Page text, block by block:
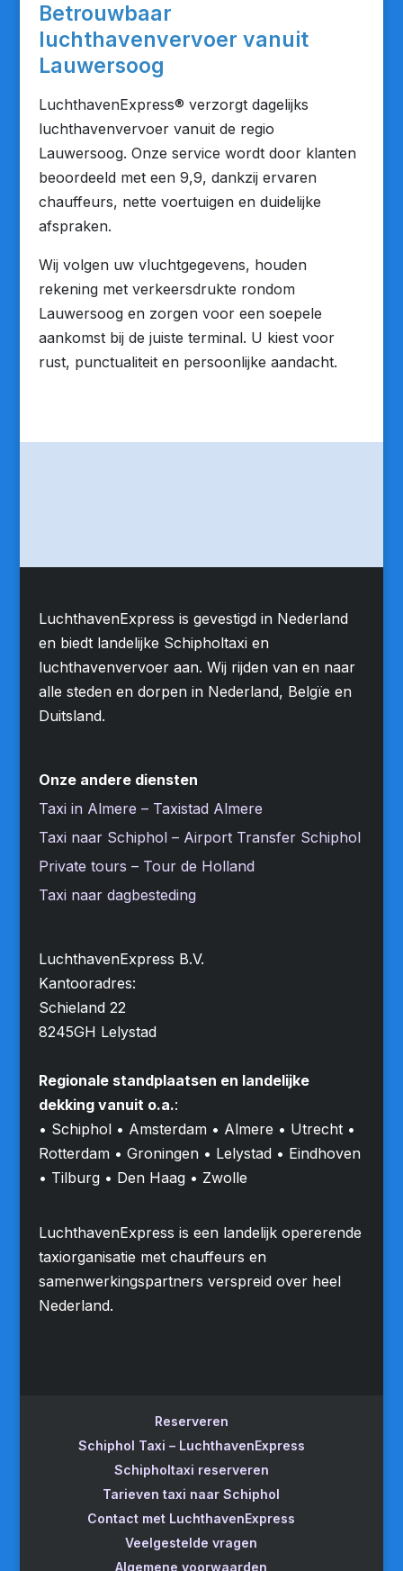
Betrouwbaar
luchthavenvervoer vanuit
Lauwersoog
LuchthavenExpress® verzorgt dagelijks
luchthavenvervoer vanuit de regio
Lauwersoog. Onze service wordt door klanten
beoordeeld met een 9,9, dankzij ervaren
chauffeurs, nette voertuigen en duidelijke
afspraken.
Wij volgen uw vluchtgegevens, houden
rekening met verkeersdrukte rondom
Lauwersoog en zorgen voor een soepele
aankomst bij de juiste terminal. U kiest voor
rust, punctualiteit en persoonlijke aandacht.
LuchthavenExpress is gevestigd in Nederland
en biedt landelijke Schipholtaxi en
luchthavenvervoer aan. Wij rijden van en naar
alle steden en dorpen in Nederland, Belgïe en
Duitsland.
Onze andere diensten
Taxi in Almere – Taxistad Almere
Taxi naar Schiphol – Airport Transfer Schiphol
Private tours – Tour de Holland
Taxi naar dagbesteding
LuchthavenExpress B.V.
Kantooradres:
Schieland 22
8245GH Lelystad
Regionale standplaatsen en landelijke
dekking vanuit o.a.:
• Schiphol • Amsterdam • Almere • Utrecht •
Rotterdam • Groningen • Lelystad • Eindhoven
• Tilburg • Den Haag • Zwolle
LuchthavenExpress is een landelijk opererende
taxiorganisatie met chauffeurs en
samenwerkingspartners verspreid over heel
Nederland.
Reserveren
Schiphol Taxi – LuchthavenExpress
Schipholtaxi reserveren
Tarieven taxi naar Schiphol
Contact met LuchthavenExpress
Veelgestelde vragen
Algemene voorwaarden